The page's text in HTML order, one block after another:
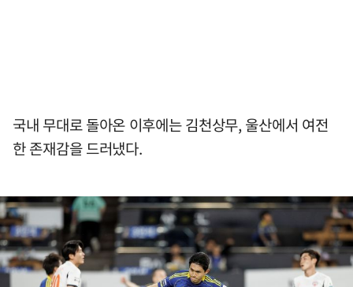
국내 무대로 돌아온 이후에는 김천상무, 울산에서 여전
한 존재감을 드러냈다.